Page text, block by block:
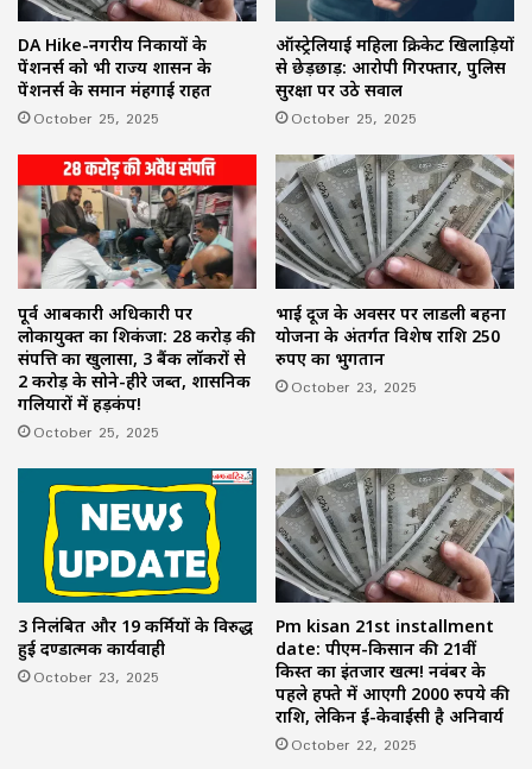
DA Hike-नगरीय निकायों के
पेंशनर्स को भी राज्य शासन के
पेंशनर्स के समान मंहगाई राहत
October 25, 2025
ऑस्ट्रेलियाई महिला क्रिकेट खिलाड़ियों
से छेड़छाड़: आरोपी गिरफ्तार, पुलिस
सुरक्षा पर उठे सवाल
October 25, 2025
पूर्व आबकारी अधिकारी पर
लोकायुक्त का शिकंजा: 28 करोड़ की
संपत्ति का खुलासा, 3 बैंक लॉकरों से
2 करोड़ के सोने-हीरे जब्त, प्रशासनिक
गलियारों में हड़कंप!
October 25, 2025
भाई दूज के अवसर पर लाडली बहना
योजना के अंतर्गत विशेष राशि 250
रुपए का भुगतान
October 23, 2025
3 निलंबित और 19 कर्मियों के विरुद्ध
हुई दण्डात्मक कार्यवाही
October 23, 2025
Pm kisan 21st installment
date: पीएम-किसान की 21वीं
किस्त का इंतजार खत्म! नवंबर के
पहले हफ्ते में आएगी 2000 रुपये की
राशि, लेकिन ई-केवाईसी है अनिवार्य
October 22, 2025